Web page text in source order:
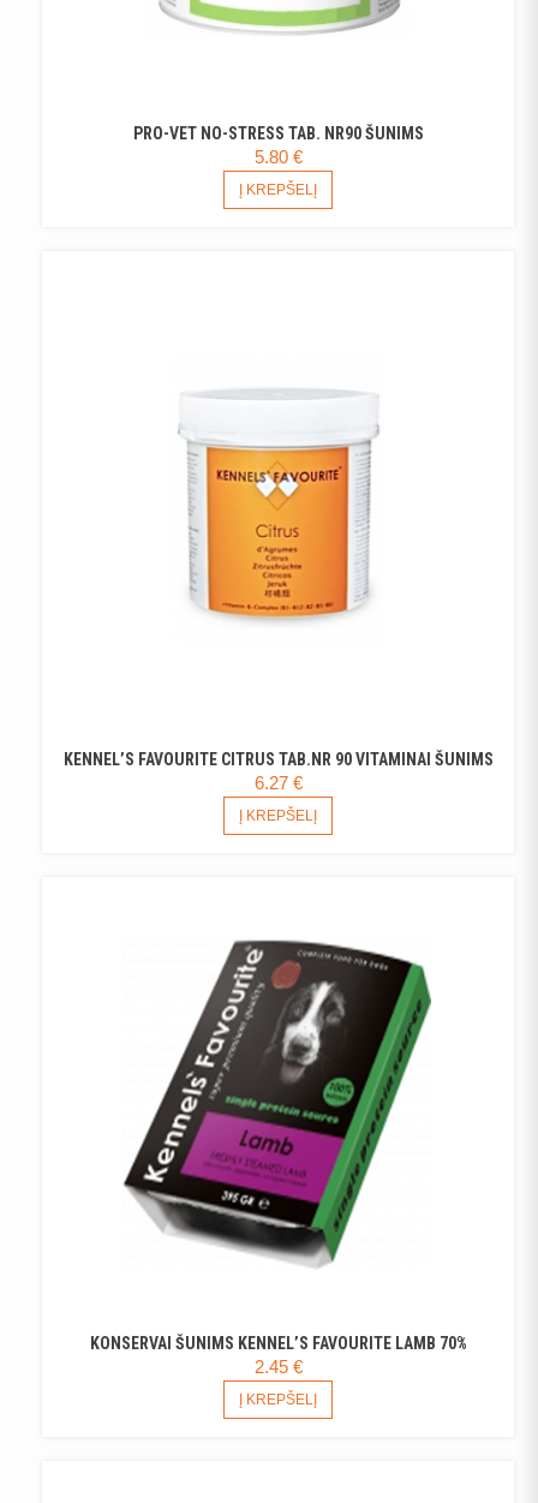
PRO-VET NO-STRESS TAB. NR90 ŠUNIMS
5.80 €
Į KREPŠELĮ
KENNEL’S FAVOURITE CITRUS TAB.NR 90 VITAMINAI ŠUNIMS
6.27 €
Į KREPŠELĮ
KONSERVAI ŠUNIMS KENNEL’S FAVOURITE LAMB 70%
2.45 €
Į KREPŠELĮ